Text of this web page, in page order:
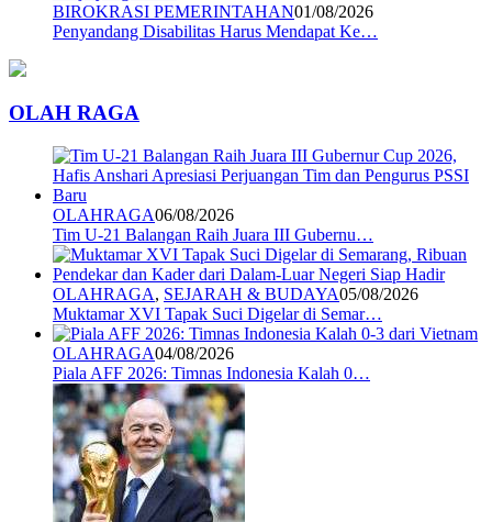
BIROKRASI PEMERINTAHAN01/08/2026
Penyandang Disabilitas Harus Mendapat Ke…
OLAH RAGA
OLAHRAGA06/08/2026
Tim U-21 Balangan Raih Juara III Gubernu…
OLAHRAGA, SEJARAH & BUDAYA05/08/2026
Muktamar XVI Tapak Suci Digelar di Semar…
OLAHRAGA04/08/2026
Piala AFF 2026: Timnas Indonesia Kalah 0…